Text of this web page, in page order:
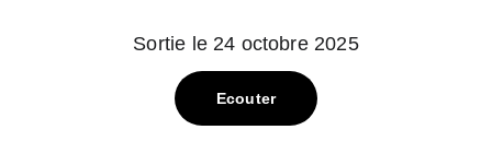
Sortie le 24 octobre 2025
Ecouter